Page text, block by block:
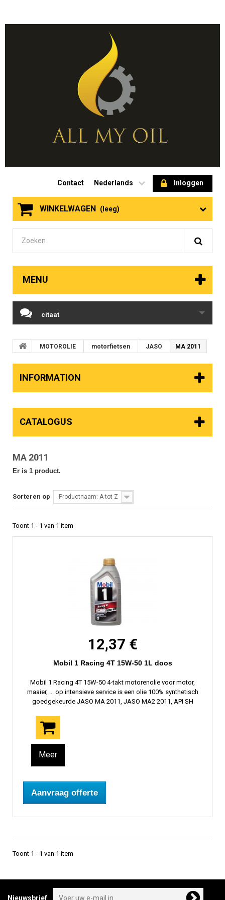
Inloggen
Nederlands
Contact
WINKELWAGEN (leeg)
MENU
citaat
MOTOROLIE motorfietsen JASO MA 2011
INFORMATION
CATALOGUS
MA 2011
Er is 1 product.
Sorteren op Productnaam: A tot Z
Toont 1 - 1 van 1 item
12,37 €
Mobil 1 Racing 4T 15W-50 1L doos
Mobil 1 Racing 4T 15W-50 4-takt motorenolie voor motor,
maaier, ... op intensieve service is een olie 100% synthetisch
goedgekeurde JASO MA 2011, JASO MA2 2011, API SH
Meer
Aanvraag offerte
Toont 1 - 1 van 1 item
Nieuwsbrief